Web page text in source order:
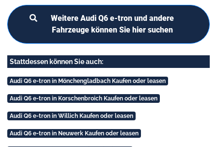
Weitere Audi Q6 e-tron und andere
Fahrzeuge können Sie hier suchen
Stattdessen können Sie auch:
Audi Q6 e-tron in Mönchengladbach Kaufen oder leasen
Audi Q6 e-tron in Korschenbroich Kaufen oder leasen
Audi Q6 e-tron in Willich Kaufen oder leasen
Audi Q6 e-tron in Neuwerk Kaufen oder leasen